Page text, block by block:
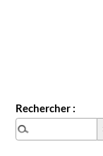
Rechercher :